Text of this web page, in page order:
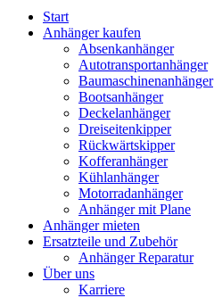
Start
Anhänger kaufen
Absenkanhänger
Autotransportanhänger
Baumaschinenanhänger
Bootsanhänger
Deckelanhänger
Dreiseitenkipper
Rückwärtskipper
Kofferanhänger
Kühlanhänger
Motorradanhänger
Anhänger mit Plane
Anhänger mieten
Ersatzteile und Zubehör
Anhänger Reparatur
Über uns
Karriere